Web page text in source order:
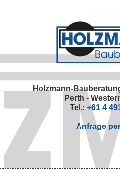
Holzmann-
Perth -
Tel.: +61 4
Anfrage